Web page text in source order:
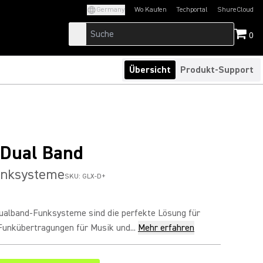
Germany Wo Kaufen Techportal
(Opens in a new tab)ShureCloud
(Opens in a new
0
Übersicht Produkt-Support
Band
SKU: GLX-D+
Funksysteme sind die perfekte Lösung für
für Musik und... Mehr erfahren